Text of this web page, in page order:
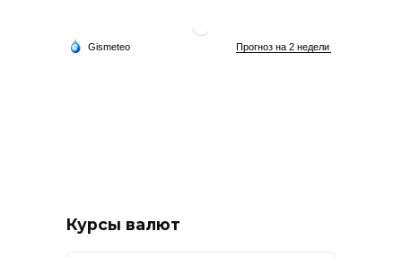
Курсы валют